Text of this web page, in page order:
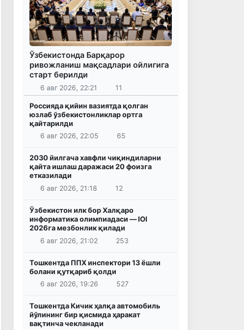
Ўзбекистонда Барқарор
ривожланиш мақсадлари ойлигига
старт берилди
6 авг 2026, 22:21 11
Россияда қийин вазиятда қолган
юзлаб ўзбекистонликлар ортга
қайтарилди
6 авг 2026, 22:05
65
2030 йилгача хавфли чиқиндиларни
қайта ишлаш даражаси 20 фоизга
етказилади
6 авг 2026, 21:18
12
Ўзбекистон илк бор Халқаро
информатика олимпиадаси — IOI
2026га мезбонлик қилади
6 авг 2026, 21:02
253
Тошкентда ППХ инспектори 13 ёшли
болани қутқариб қолди
6 авг 2026, 19:26
527
Тошкентда Кичик ҳалқа автомобиль
йўлининг бир қисмида ҳаракат
вақтинча чекланади